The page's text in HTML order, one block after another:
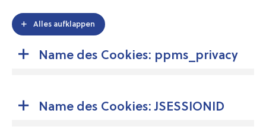
Alles aufklappen
Name des Cookies: ppms_privacy
Name des Cookies: JSESSIONID